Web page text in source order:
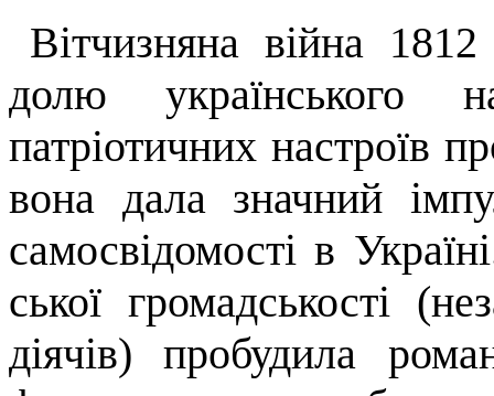
Вітчизняна війна
долю укра­їнського
патріотичних настроїв
вона дала значний
самосвідомості в
ської громадськості
діячів) пробуди­ла